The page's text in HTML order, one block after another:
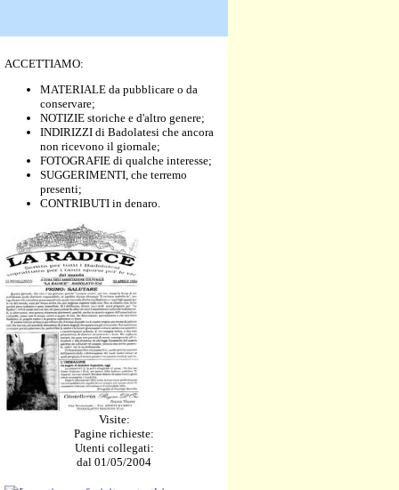
ACCETTIAMO:
MATERIALE da pubblicare o da
conservare;
NOTIZIE storiche e d'altro genere;
INDIRIZZI di Badolatesi che ancora
non ricevono il giornale;
FOTOGRAFIE di qualche interesse;
SUGGERIMENTI, che terremo
presenti;
CONTRIBUTI in denaro.
Visite:
Pagine richieste:
Utenti collegati:
dal 01/05/2004